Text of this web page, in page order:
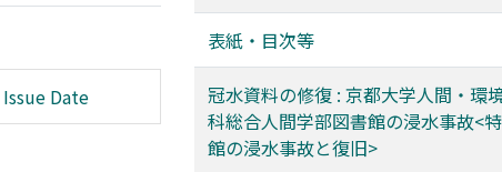
Date
表紙・目次等
冠水資料の修復 : 京都大学人間・環
科総合人間学部図書館の浸水事故<
館の浸水事故と復旧>